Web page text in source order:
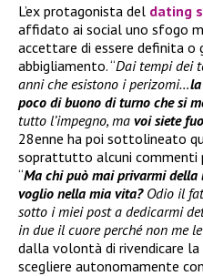
L’ex protagonista del dating
affidato ai social uno sfogo
accettare di essere definita o
abbigliamento. “Dai tempi dei
anni che esistono i perizomi…
poco di buono di turno che si
tutto l’impegno, ma voi siete
28enne ha poi sottolineato
soprattutto alcuni commenti
“Ma chi può mai privarmi della
voglio nella mia vita? Odio il
sotto i miei post a dedicarmi
in due il cuore perché non me
dalla volontà di rivendicare
scegliere autonomamente